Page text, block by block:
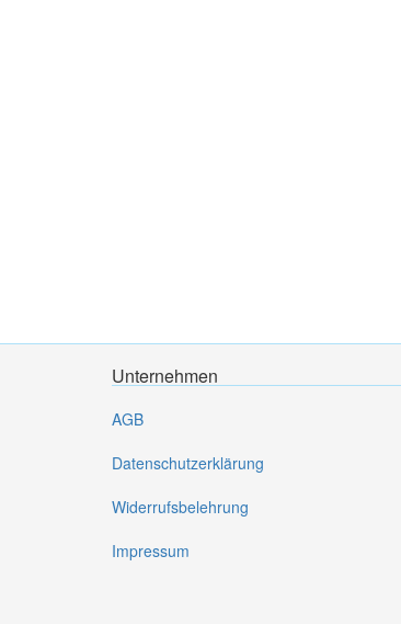
Unternehmen
AGB
Datenschutzerklärung
Widerrufsbelehrung
Impressum